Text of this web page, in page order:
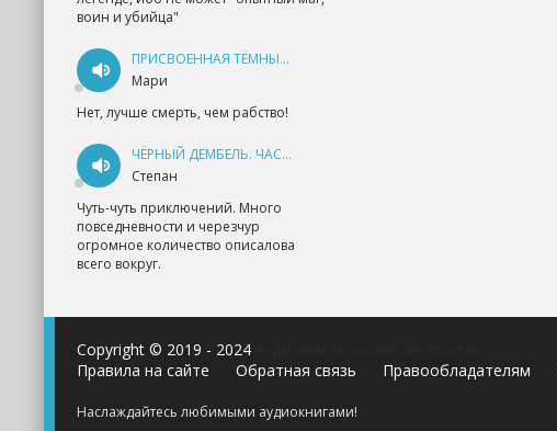
воин и убийца"
ПРИСВОЕННАЯ ТЁМНЫМ. ПРОКЛЯТАЯ ЛЮБОВЬ - АННА ГЕРР
Мари
Нет, лучше смерть, чем рабство!
ЧЁРНЫЙ ДЕМБЕЛЬ. ЧАСТЬ 1 - АНДРЕЙ ФЕДИН
Степан
Чуть-чуть приключений. Много
повседневности и черезчур
огромное количество описалова
всего вокруг.
Copyright © 2019 - 2024
Правила на сайте
Обратная связь Правообладателям
Наслаждайтесь любимыми аудиокнигами!